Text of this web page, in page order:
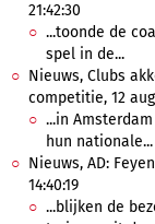
21:42:30
...toonde de
spel in de...
Nieuws, Clubs
competitie, 12
...in
hun nationale...
Nieuws, AD:
14:40:19
...blijken de